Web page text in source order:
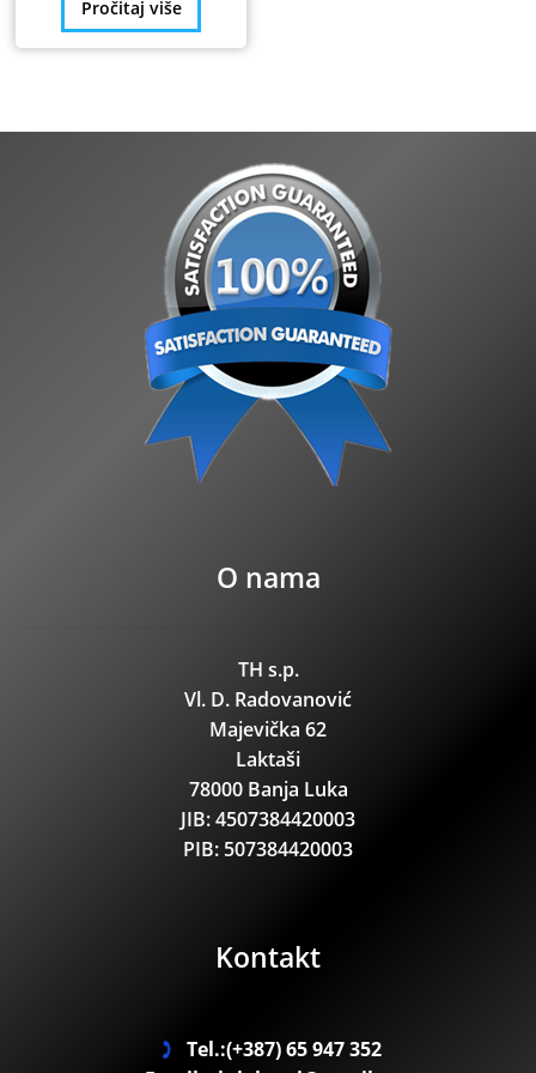
Pročitaj više
O nama
TH s.p.
Vl. D. Radovanović
Majevička 62
Laktaši
78000 Banja Luka
JIB: 4507384420003
PIB: 507384420003
Kontakt
Tel.:(+387) 65 947 352